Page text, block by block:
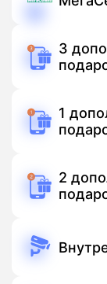
3
1
2